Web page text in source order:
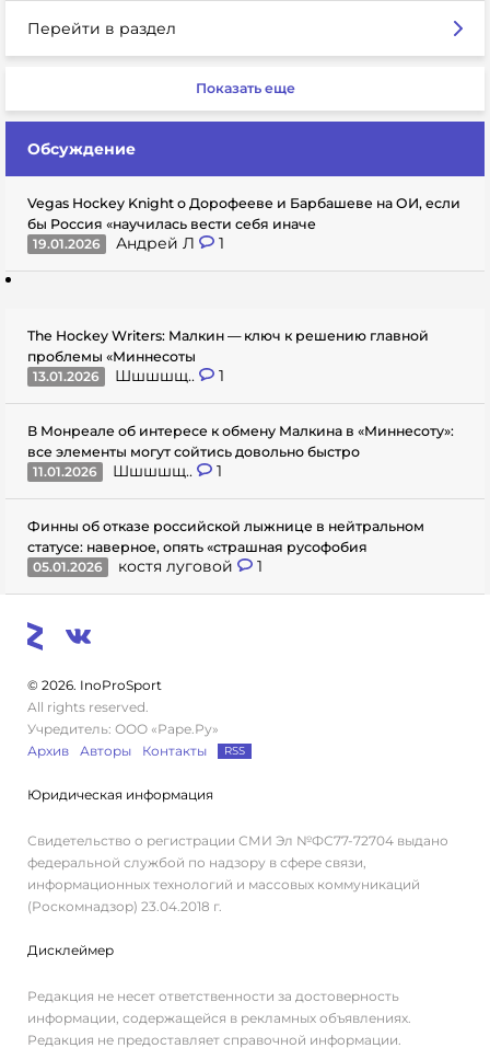
Перейти в раздел
Показать еще
Обсуждение
Vegas Hockey Knight о Дорофееве и Барбашеве на ОИ, если
бы Россия «научилась вести себя иначе
19.01.2026
Андрей Л 1
The Hockey Writers: Малкин — ключ к решению главной
проблемы «Миннесоты
13.01.2026
Шшшшщ.. 1
В Монреале об интересе к обмену Малкина в «Миннесоту»:
все элементы могут сойтись довольно быстро
11.01.2026
Шшшшщ.. 1
Финны об отказе российской лыжнице в нейтральном
статусе: наверное, опять «страшная русофобия
05.01.2026
костя луговой 1
© 2026. InoProSport
All rights reserved.
Учредитель: ООО «Раре.Ру»
Архив
Авторы Контакты RSS
Юридическая информация
Свидетельство о регистрации СМИ Эл №ФС77-72704 выдано
федеральной службой по надзору в сфере связи,
информационных технологий и массовых коммуникаций
(Роскомнадзор) 23.04.2018 г.
Дисклеймер
Редакция не несет ответственности за достоверность
информации, содержащейся в рекламных объявлениях.
Редакция не предоставляет справочной информации.